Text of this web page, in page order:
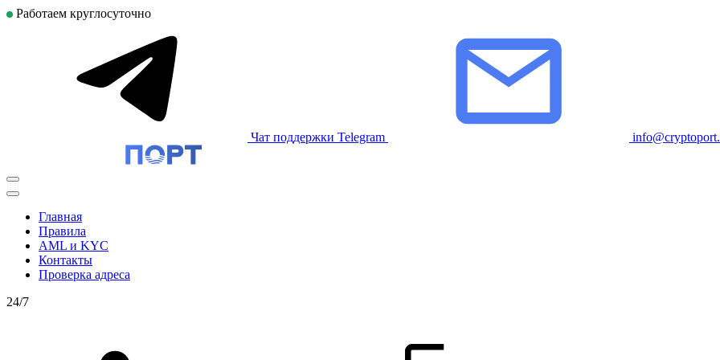
Работаем круглосуточно
Чат поддержки Telegram
Главная
Правила
AML и KYC
Контакты
Проверка адреса
24/7